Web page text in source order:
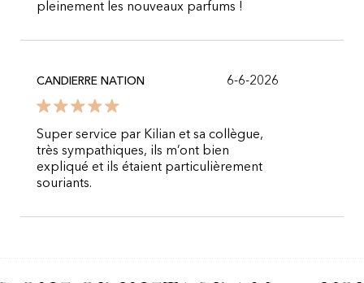
pleinement les nouveaux parfums !
CANDIERRE NATION 6-6-2026
Super service par Kilian et sa collègue,
très sympathiques, ils m’ont bien
expliqué et ils étaient particulièrement
souriants.